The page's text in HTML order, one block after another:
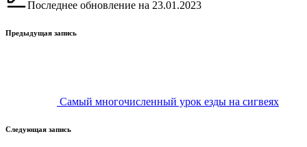
Последнее обновление на 23.01.2023
Навигация
Предыдущая запись
Самый многочисленный урок езды на сигвеях
Следующая запись